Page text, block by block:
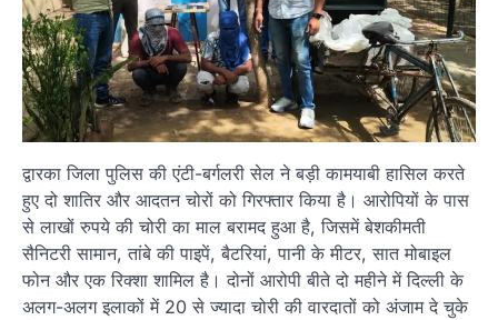
द्वारका जिला पुलिस की एंटी-बर्गलरी सेल ने बड़ी कामयाबी हासिल करते
हुए दो शातिर और आदतन चोरों को गिरफ्तार किया है। आरोपियों के पास
से लाखों रुपये की चोरी का माल बरामद हुआ है, जिसमें बेशकीमती
सैनिटरी सामान, तांबे की पाइपें, बैटरियां, पानी के मीटर, सात मोबाइल
फोन और एक रिक्शा शामिल है। दोनों आरोपी बीते दो महीने में दिल्ली के
अलग-अलग इलाकों में 20 से ज्यादा चोरी की वारदातों को अंजाम दे चुके